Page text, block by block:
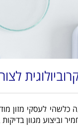
כלשהי לעסקי מזון
וביצוע מגוון